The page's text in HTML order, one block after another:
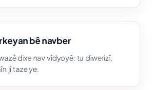
bê navber
dixe nav vîdyoyê: tu diwerizî,
jî taze ye.